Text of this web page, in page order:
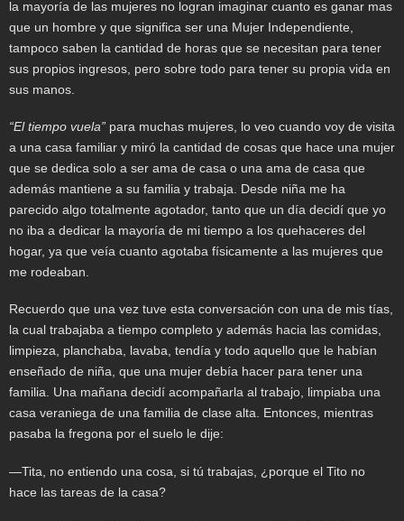
la mayoría de las mujeres no logran imaginar cuanto es ganar mas
que un hombre y que significa ser una Mujer Independiente,
tampoco saben la cantidad de horas que se necesitan para tener
sus propios ingresos, pero sobre todo para tener su propia vida en
sus manos.
“El tiempo vuela” para muchas mujeres, lo veo cuando voy de visita
a una casa familiar y miró la cantidad de cosas que hace una mujer
que se dedica solo a ser ama de casa o una ama de casa que
además mantiene a su familia y trabaja. Desde niña me ha
parecido algo totalmente agotador, tanto que un día decidí que yo
no iba a dedicar la mayoría de mi tiempo a los quehaceres del
hogar, ya que veía cuanto agotaba físicamente a las mujeres que
me rodeaban.
Recuerdo que una vez tuve esta conversación con una de mis tías,
la cual trabajaba a tiempo completo y además hacia las comidas,
limpieza, planchaba, lavaba, tendía y todo aquello que le habían
enseñado de niña, que una mujer debía hacer para tener una
familia. Una mañana decidí acompañarla al trabajo, limpiaba una
casa veraniega de una familia de clase alta. Entonces, mientras
pasaba la fregona por el suelo le dije:
—Tita, no entiendo una cosa, si tú trabajas, ¿porque el Tito no
hace las tareas de la casa?